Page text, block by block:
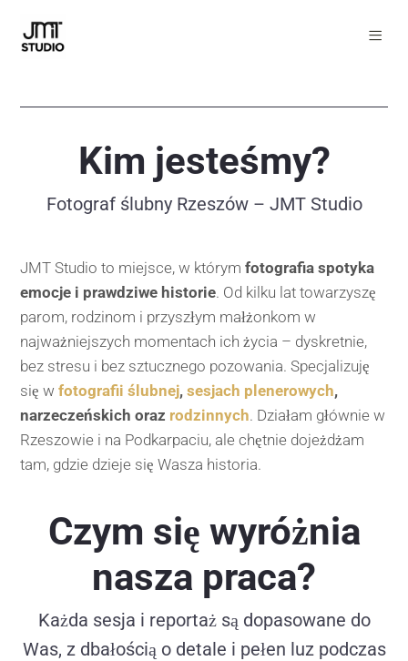
Kim jesteśmy?
Fotograf ślubny Rzeszów – JMT Studio
JMT Studio to miejsce, w którymfotografia spotyka
emocje i prawdziwe historie. Od kilku lat towarzyszę
parom, rodzinom i przyszłym małżonkom w
najważniejszych momentach ich życia – dyskretnie,
bez stresu i bez sztucznego pozowania. Specjalizuję
się wfotografii ślubnej,sesjach plenerowych,
narzeczeńskich oraz rodzinnych. Działam głównie w
Rzeszowie i na Podkarpaciu, ale chętnie dojeżdżam
tam, gdzie dzieje się Wasza historia.
Czym się wyróżnia
nasza praca?
Każda sesja i reportaż są dopasowane do
Was, z dbałością o detale i pełen luz podczas